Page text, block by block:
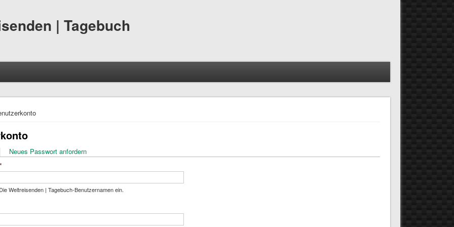
| Tagebuch
Reiter)
Neues Passwort anfordern
*
Weltreisenden | Tagebuch-Benutzernamen ein.